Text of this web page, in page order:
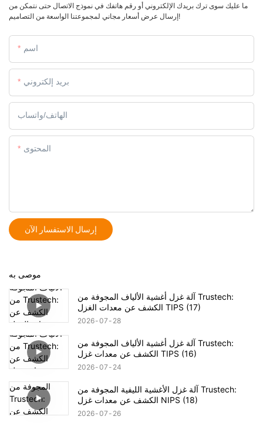
ما عليك سوى ترك بريدك الإلكتروني أو رقم هاتفك في نموذج الاتصال حتى نتمكن من
إرسال عرض أسعار مجاني لمجموعتنا الواسعة من التصاميم!
اسم
بريد إلكتروني
الهاتف/واتساب
المحتوى
إرسال الاستفسار الآن
موصى به
آلة غزل أغشية الألياف المجوفة من Trustech:
الكشف عن معدات الغزل TIPS (17)
2026 07 28
آلة غزل أغشية الألياف المجوفة من Trustech:
الكشف عن معدات غزل TIPS (16)
2026 07 24
آلة غزل الأغشية الليفية المجوفة من Trustech:
الكشف عن معدات غزل NIPS (18)
2026 07 26